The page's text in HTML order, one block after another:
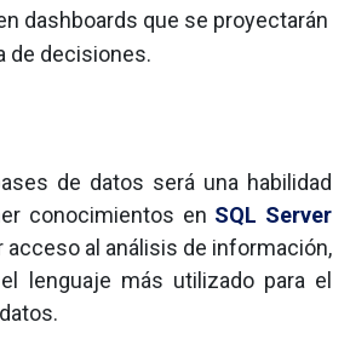
dashboards que se proyectarán
de decisiones.
de datos será una habilidad
conocimientos en SQL Server
al análisis de información,
lenguaje más utilizado para el